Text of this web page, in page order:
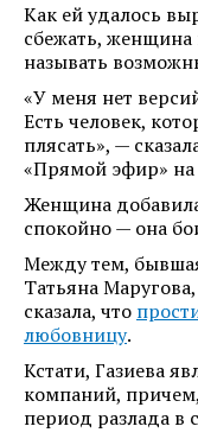
Как ей удалось
сбежать, женщина
называть
«У меня нет
Есть человек,
плясать», —
«Прямой эфир» на
Женщина
спокойно — она
Между тем,
Татьяна
сказала, что
любовницу.
Кстати, Газиева
компаний,
период разлада в